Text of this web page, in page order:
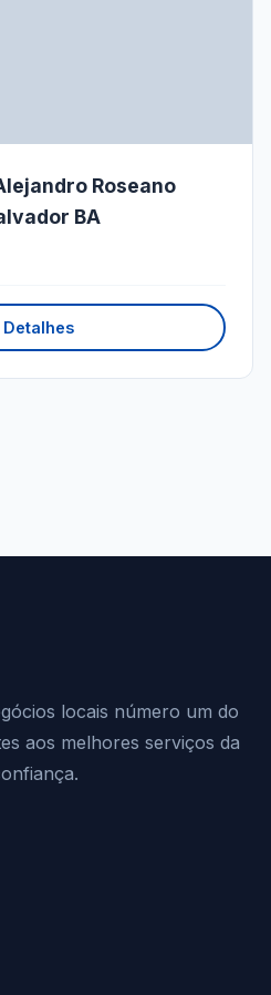
Roseano
BA
Detalhes
locais número um do
aos melhores serviços da